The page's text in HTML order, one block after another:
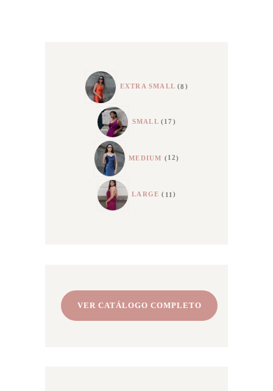
EXTRA SMALL 8 PRODUCTS
SMALL 17 PRODUCTS
MEDIUM 12PRODUCTS
LARGE 11PRODUCTS
VER CATÁLOGO COMPLETO